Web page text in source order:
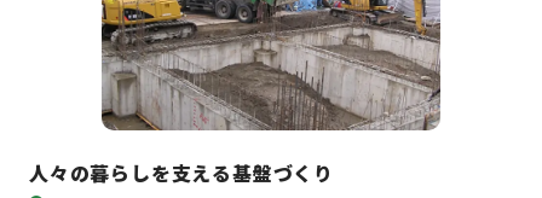
人々の暮らしを支える基盤づくり